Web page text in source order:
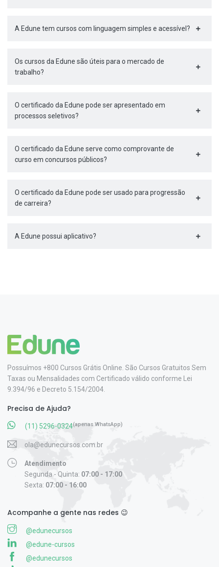
A Edune tem cursos com linguagem simples e acessível?
Os cursos da Edune são úteis para o mercado de
trabalho?
O certificado da Edune pode ser apresentado em
processos seletivos?
O certificado da Edune serve como comprovante de
curso em concursos públicos?
O certificado da Edune pode ser usado para progressão
de carreira?
A Edune possui aplicativo?
Possuímos +800 Cursos Grátis Online. São Cursos Gratuitos Sem
Taxas ou Mensalidades com Certificado válido conforme Lei
9.394/96 e Decreto 5.154/2004.
Precisa de Ajuda?
(11) 5296-0324(apenas WhatsApp)
ola@edunecursos.com.br
Atendimento
Segunda - Quinta: 07:00 - 17:00
Sexta: 07:00 - 16:00
Acompanhe a gente nas redes 😉
@edunecursos
@edune-cursos
@edunecursos